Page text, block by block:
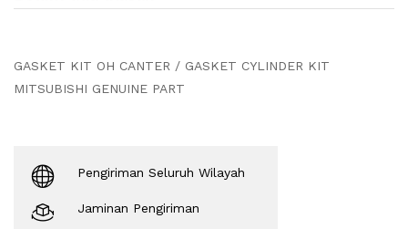
GASKET KIT OH CANTER / GASKET CYLINDER KIT
MITSUBISHI GENUINE PART
Pengiriman Seluruh Wilayah
Jaminan Pengiriman